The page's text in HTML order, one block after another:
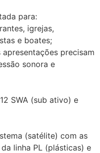
para:
igrejas,
e boates;
precisam
sonora e
SWA (sub ativo) e
(satélite) com as
linha PL (plásticas) e